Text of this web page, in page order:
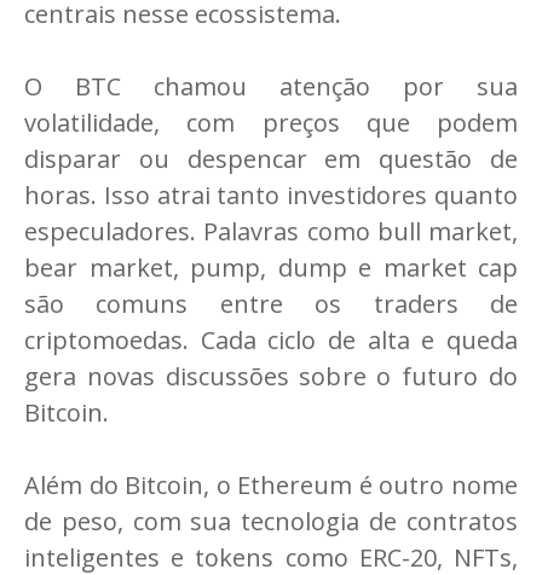
centrais nesse ecossistema.
O BTC chamou atenção por sua
volatilidade, com preços que podem
disparar ou despencar em questão de
horas. Isso atrai tanto investidores quanto
especuladores. Palavras como bull market,
bear market, pump, dump e market cap
são comuns entre os traders de
criptomoedas. Cada ciclo de alta e queda
gera novas discussões sobre o futuro do
Bitcoin.
Além do Bitcoin, o Ethereum é outro nome
de peso, com sua tecnologia de contratos
inteligentes e tokens como ERC-20, NFTs,